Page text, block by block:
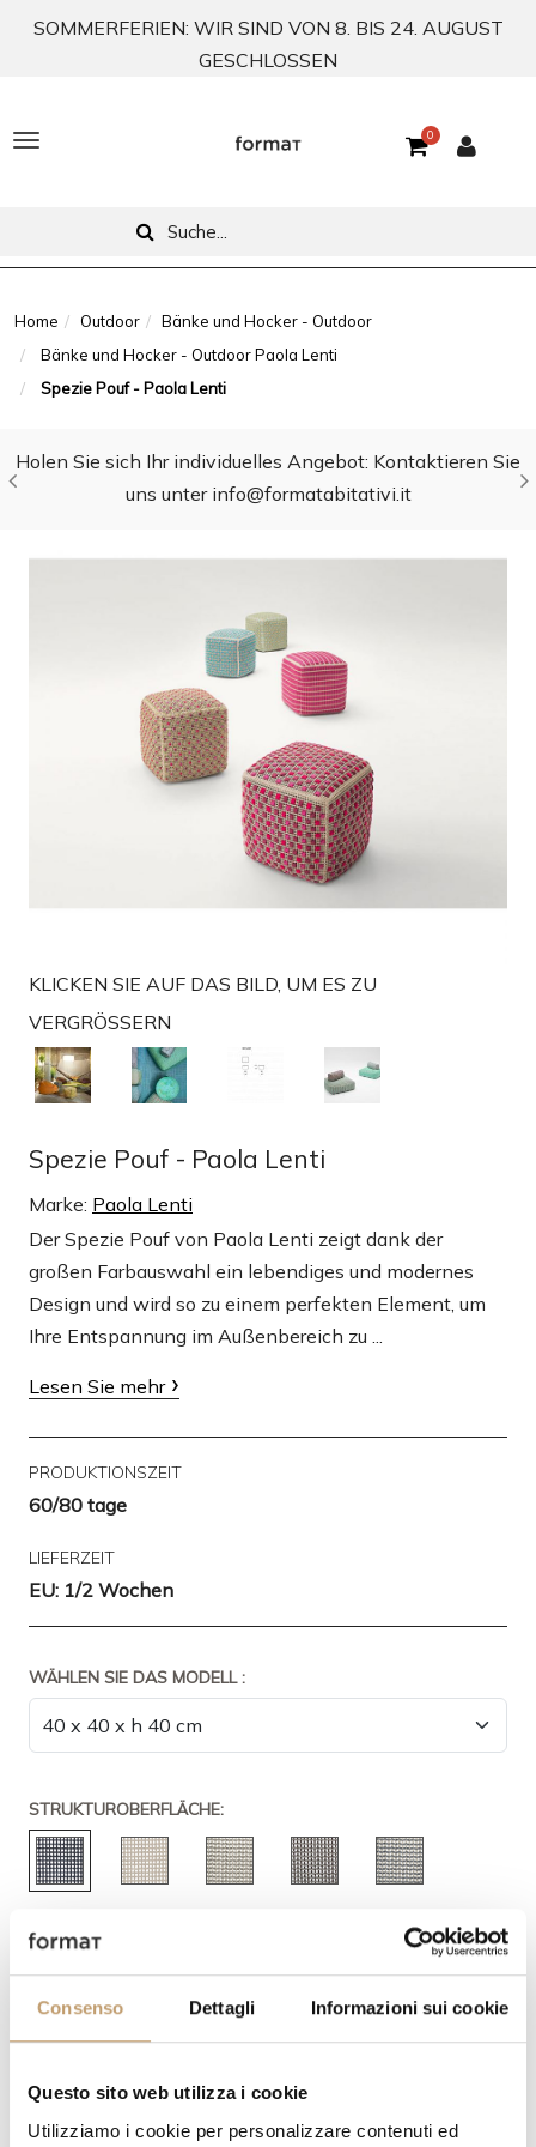
Consenso Dettagli Informazioni sui cookie
Questo sito web utilizza i cookie
Utilizziamo i cookie per personalizzare contenuti ed
SOMMERFERIEN: WIR SIND VON 8. BIS 24. AUGUST
GESCHLOSSEN
T
g
l
0
Home Outdoor
Bänke und Hocker - Outdoor
Bänke und Hocker - Outdoor Paola Lenti
Spezie Pouf - Paola Lenti
Holen Sie sich Ihr individuelles Angebot: Kontaktieren Sie
uns unter info@formatabitativi.it
KLICKEN SIE AUF DAS BILD, UM ES ZU
VERGRÖSSERN
Spezie Pouf - Paola Lenti
Marke: Paola Lenti
Der Spezie Pouf von Paola Lenti zeigt dank der
großen Farbauswahl ein lebendiges und modernes
Design und wird so zu einem perfekten Element, um
Ihre Entspannung im Außenbereich zu ...
Lesen Sie mehr
PRODUKTIONSZEIT
60/80 tage
LIEFERZEIT
EU: 1/2 Wochen
WÄHLEN SIE DAS MODELL :
STRUKTUROBERFLÄCHE: